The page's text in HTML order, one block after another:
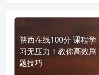
陕西在线100分 课程学
习无压力！教你高效刷
题技巧